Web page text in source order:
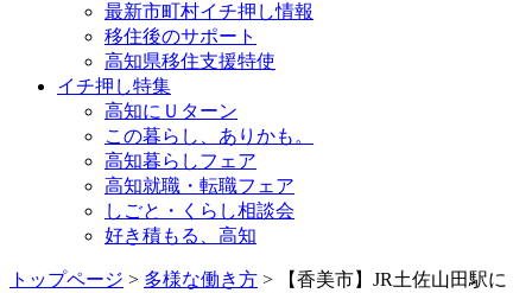
最新市町村イチ押し情報
移住後のサポート
高知県移住支援特使
イチ押し特集
高知にＵターン
この暮らし、ありかも。
高知暮らしフェア
高知就職・転職フェア
しごと・くらし相談会
好き積もる、高知
トップページ > 多様な働き方 > 【香美市】JR土佐山田駅に